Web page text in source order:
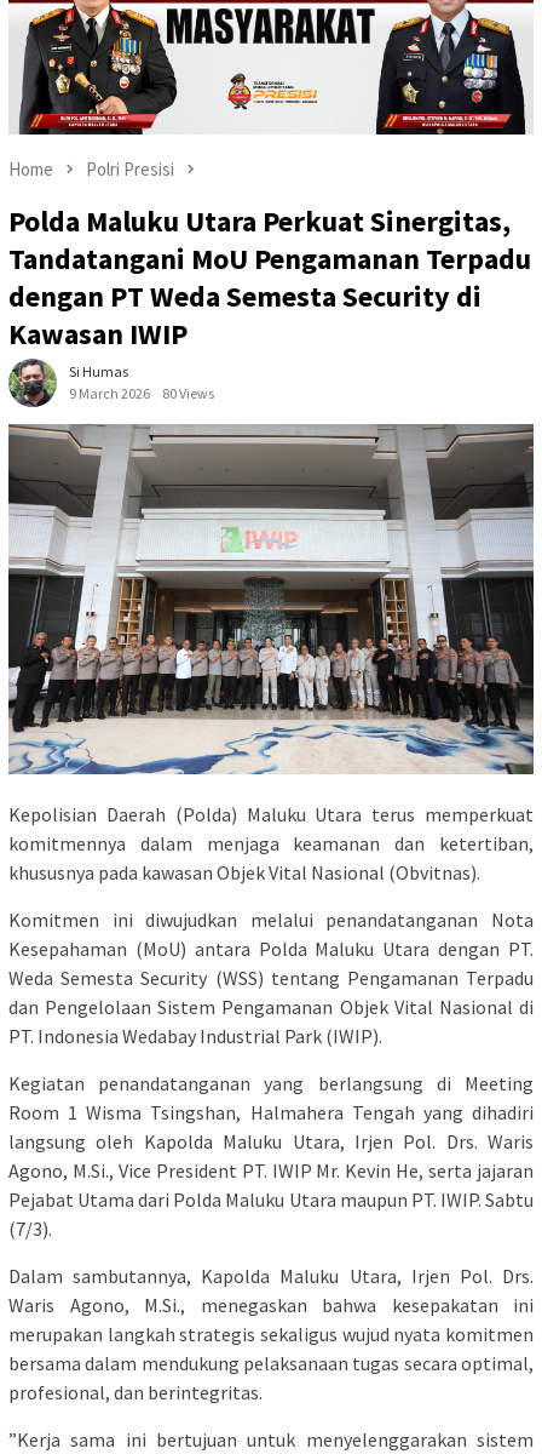
Home Polri Presisi
Polda Maluku Utara Perkuat Sinergitas,
Tandatangani MoU Pengamanan Terpadu
dengan PT Weda Semesta Security di
Kawasan IWIP
Si Humas
9 March 2026
80 Views
Kepolisian Daerah (Polda) Maluku Utara terus memperkuat
komitmennya dalam menjaga keamanan dan ketertiban,
khususnya pada kawasan Objek Vital Nasional (Obvitnas).
Komitmen ini diwujudkan melalui penandatanganan Nota
Kesepahaman (MoU) antara Polda Maluku Utara dengan PT.
Weda Semesta Security (WSS) tentang Pengamanan Terpadu
dan Pengelolaan Sistem Pengamanan Objek Vital Nasional di
PT. Indonesia Wedabay Industrial Park (IWIP).
​Kegiatan penandatanganan yang berlangsung di Meeting
Room 1 Wisma Tsingshan, Halmahera Tengah yang dihadiri
langsung oleh Kapolda Maluku Utara, Irjen Pol. Drs. Waris
Agono, M.Si., Vice President PT. IWIP Mr. Kevin He, serta jajaran
Pejabat Utama dari Polda Maluku Utara maupun PT. IWIP. Sabtu
(7/3).
​Dalam sambutannya, Kapolda Maluku Utara, Irjen Pol. Drs.
Waris Agono, M.Si., menegaskan bahwa kesepakatan ini
merupakan langkah strategis sekaligus wujud nyata komitmen
bersama dalam mendukung pelaksanaan tugas secara optimal,
profesional, dan berintegritas.
​”Kerja sama ini bertujuan untuk menyelenggarakan sistem